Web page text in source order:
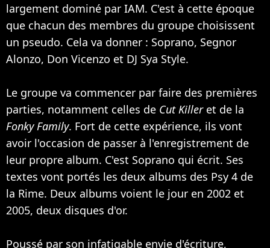
largement dominé par IAM. C'est à cette époque
que chacun des membres du groupe choisissent
un pseudo. Cela va donner : Soprano, Segnor
Alonzo, Don Vicenzo et DJ Sya Style.
Le groupe va commencer par faire des premières
parties, notamment celles de Cut Killeret de la
Fonky Family. Fort de cette expérience, ils vont
avoir l'occasion de passer à l'enregistrement de
leur propre album. C'est Soprano qui écrit. Ses
textes vont portés les deux albums des Psy 4 de
la Rime. Deux albums voient le jour en 2002 et
2005, deux disques d'or.
Poussé par son infatigable envie d'écriture,